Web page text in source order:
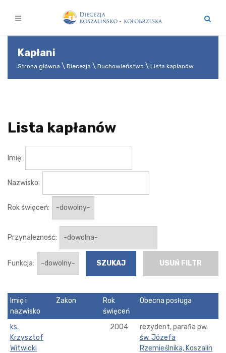
Kapłani
Strona główna Diecezja Duchowieństwo Lista kapłanów
Lista kapłanów
Imię:
Nazwisko:
Rok święceń:
Przynależność:
Funkcja: USUŃ FILTR
Imię i
nazwisko
Zakon
Rok
święceń
Obecna posługa
ks.
Krzysztof
Witwicki
2004
rezydent, parafia pw.
św. Józefa
Rzemieślnika, Koszalin